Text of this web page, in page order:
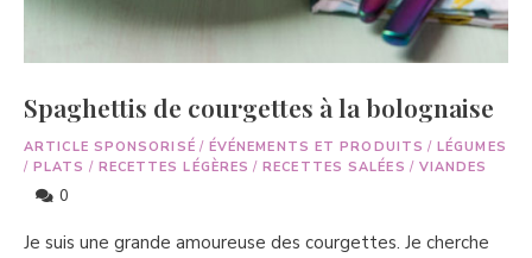
Spaghettis de courgettes à la bolognaise
ARTICLE SPONSORISÉ / ÉVÉNEMENTS ET PRODUITS / LÉGUMES
/ PLATS / RECETTES LÉGÈRES / RECETTES SALÉES / VIANDES
0
Je suis une grande amoureuse des courgettes. Je cherche